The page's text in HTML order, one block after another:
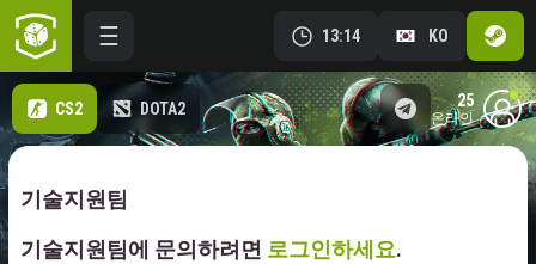
13:14 KO
CS2 DOTA2 25
온라인
기술지원팀
기술지원팀에 문의하려면 로그인하세요.